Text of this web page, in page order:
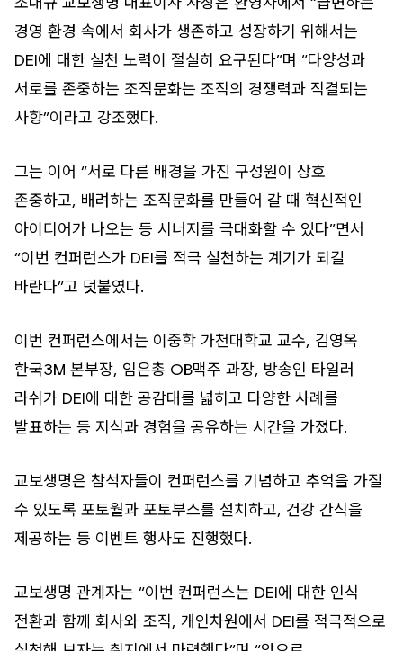
경영 환경 속에서 회사가 생존하고 성장하기 위해서는
DEI에 대한 실천 노력이 절실히 요구된다”며 “다양성과
서로를 존중하는 조직문화는 조직의 경쟁력과 직결되는
사항”이라고 강조했다.
그는 이어 “서로 다른 배경을 가진 구성원이 상호
존중하고, 배려하는 조직문화를 만들어 갈 때 혁신적인
아이디어가 나오는 등 시너지를 극대화할 수 있다”면서
“이번 컨퍼런스가 DEI를 적극 실천하는 계기가 되길
바란다”고 덧붙였다.
이번 컨퍼런스에서는 이중학 가천대학교 교수, 김영옥
한국3M 본부장, 임은총 OB맥주 과장, 방송인 타일러
라쉬가 DEI에 대한 공감대를 넓히고 다양한 사례를
발표하는 등 지식과 경험을 공유하는 시간을 가졌다.
교보생명은 참석자들이 컨퍼런스를 기념하고 추억을 가질
수 있도록 포토월과 포토부스를 설치하고, 건강 간식을
제공하는 등 이벤트 행사도 진행했다.
교보생명 관계자는 “이번 컨퍼런스는 DEI에 대한 인식
전환과 함께 회사와 조직, 개인차원에서 DEI를 적극적으로